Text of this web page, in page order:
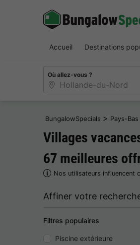
Accueil Destinations
Où allez-vous ?
BungalowSpecials > Pays-Bas
Villages
67 meilleures
Nos utilisateurs influencent
Affiner votre
Filtres populaires
Piscine extérieure